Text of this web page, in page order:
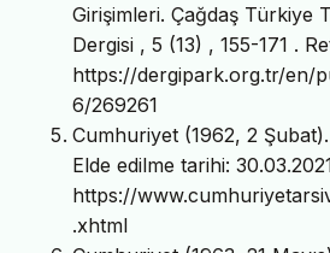
Girişimleri. Çağdaş Türkiye
Dergisi , 5 (13) , 155-171 .
https://dergipark.org.tr/en/
6/269261
Cumhuriyet (1962, 2
Elde edilme tarihi:
https://
.xhtml